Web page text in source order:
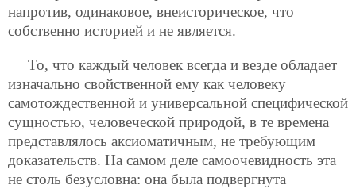
напротив, одинаковое, внеисторическое, что
собственно историей и не является.
То, что каждый человек всегда и везде обладает
изначально свойственной ему как человеку
самотождественной и универсальной специфической
сущностью, человеческой природой, в те времена
представлялось аксиоматичным, не требующим
доказательств. На самом деле самоочевидность эта
не столь безусловна: она была подвергнута